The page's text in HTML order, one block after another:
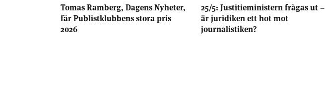
Tomas Ramberg, Dagens Nyheter,
får Publistklubbens stora pris
2026
25/5: Justitieministern frågas ut –
är juridiken ett hot mot
journalistiken?